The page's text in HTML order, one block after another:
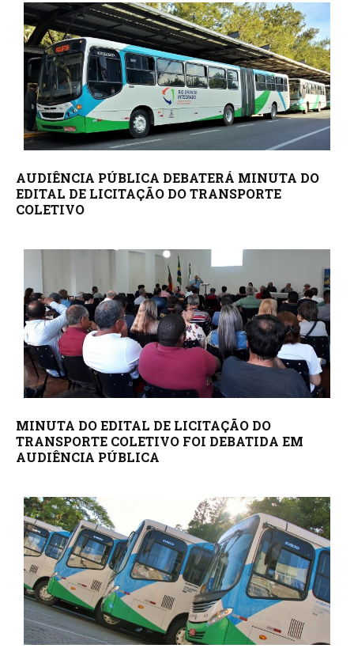
AUDIÊNCIA PÚBLICA DEBATERÁ MINUTA DO
EDITAL DE LICITAÇÃO DO TRANSPORTE
COLETIVO
MINUTA DO EDITAL DE LICITAÇÃO DO
TRANSPORTE COLETIVO FOI DEBATIDA EM
AUDIÊNCIA PÚBLICA